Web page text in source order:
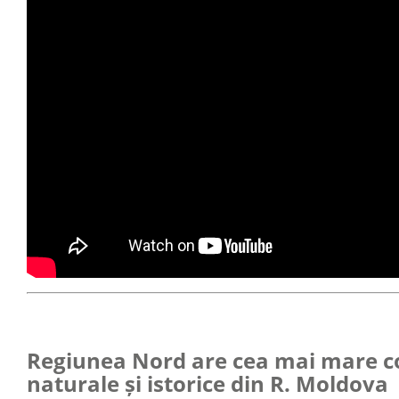
Regiunea Nord are cea mai mare
naturale și istorice din R. Moldova